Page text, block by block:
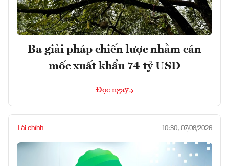
Ba giải pháp chiến lược nhằm cán
mốc xuất khẩu 74 tỷ USD
Đọc ngay
Tài chính 10:30, 07/08/2026